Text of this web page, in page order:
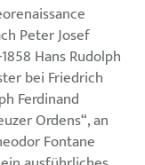
Peter Josef
Hans Rudolph
bei Friedrich
Ferdinand
Ordens“, an
Fontane